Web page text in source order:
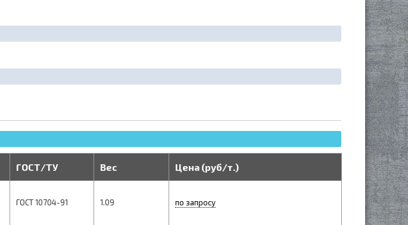
ГОСТ/ТУ Вес Цена (руб/т.)
ГОСТ 10704-91 1.09 по запросу